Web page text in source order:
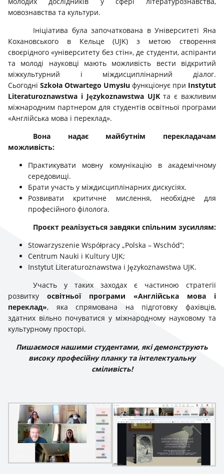
мовознавства та культури.
Ініціатива була започаткована в Університеті Яна
Кохановського в Кельце (UJK) з метою створення
своєрідного «університету без стін», де студенти, аспіранти
та молоді науковці мають можливість вести відкритий
міжкультурний і міждисциплінарний діалог.
Сьогодні Szkoła Otwartego Umysłu функціонує при Instytut
Literaturoznawstwa i Językoznawstwa UJKта є важливим
міжнародним партнером для студентів освітньої програми
«Англійська мова і переклад».
Вона надає майбутнім перекладачам
можливість:
Практикувати мовну комунікацію в академічному
середовищі.
Брати участь у міждисциплінарних дискусіях.
Розвивати критичне мислення, необхідне для
професійного філолога.
Проєкт реалізується завдяки спільним зусиллям:
Stowarzyszenie Współpracy „Polska – Wschód”;
Centrum Nauki i Kultury UJK;
Instytut Literaturoznawstwa i Językoznawstwa UJK.
Участь у таких заходах є частиною стратегії
розвитку освітньої програми «Англійська мова і
переклад», яка спрямована на підготовку фахівців,
здатних вільно почуватися у міжнародному науковому та
культурному просторі.
Пишаємося нашими студентами, які демонструють
високу професійну планку та інтелектуальну
сміливість!